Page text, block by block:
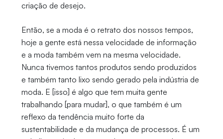
criação de desejo.
Então, se a moda é o retrato dos nossos tempos,
hoje a gente está nessa velocidade de informação
e a moda também vem na mesma velocidade.
Nunca tivemos tantos produtos sendo produzidos
e também tanto lixo sendo gerado pela indústria de
moda. E [isso] é algo que tem muita gente
trabalhando [para mudar], o que também é um
reflexo da tendência muito forte da
sustentabilidade e da mudança de processos. É um